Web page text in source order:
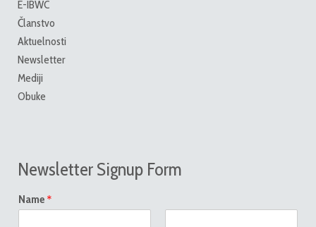
E-IBWC
Članstvo
Aktuelnosti
Newsletter
Mediji
Obuke
Newsletter Signup Form
Name *